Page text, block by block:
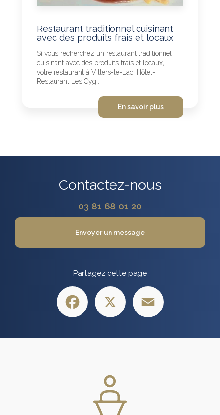
Restaurant traditionnel cuisinant
avec des produits frais et locaux
Si vous recherchez un restaurant traditionnel
cuisinant avec des produits frais et locaux,
votre restaurant à Villers-le-Lac, Hôtel-
Restaurant Les Cyg...
En savoir plus
Contactez-nous
03 81 68 01 20
Envoyer un message
Partagez cette page
Facebook